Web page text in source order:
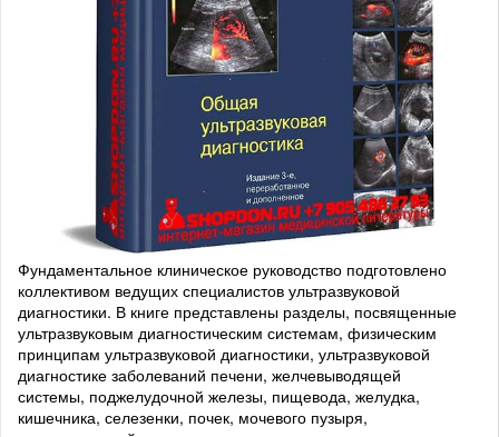
Фундаментальное клиническое руководство подготовлено
коллективом ведущих специалистов ультразвуковой
диагностики. В книге представлены разделы, посвященные
ультразвуковым диагностическим системам, физическим
принципам ультразвуковой диагностики, ультразвуковой
диагностике заболеваний печени, желчевыводящей
системы, поджелудочной железы, пищевода, желудка,
кишечника, селезенки, почек, мочевого пузыря,